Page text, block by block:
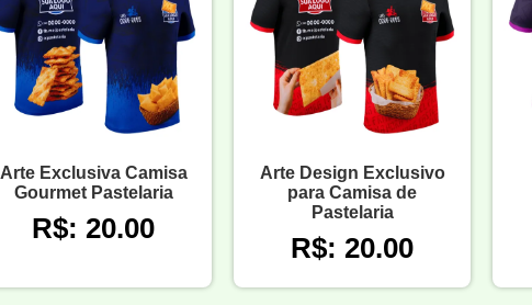
Arte Exclusiva Camisa
Gourmet Pastelaria
R$: 20.00
Arte Design Exclusivo
para Camisa de
Pastelaria
R$: 20.00